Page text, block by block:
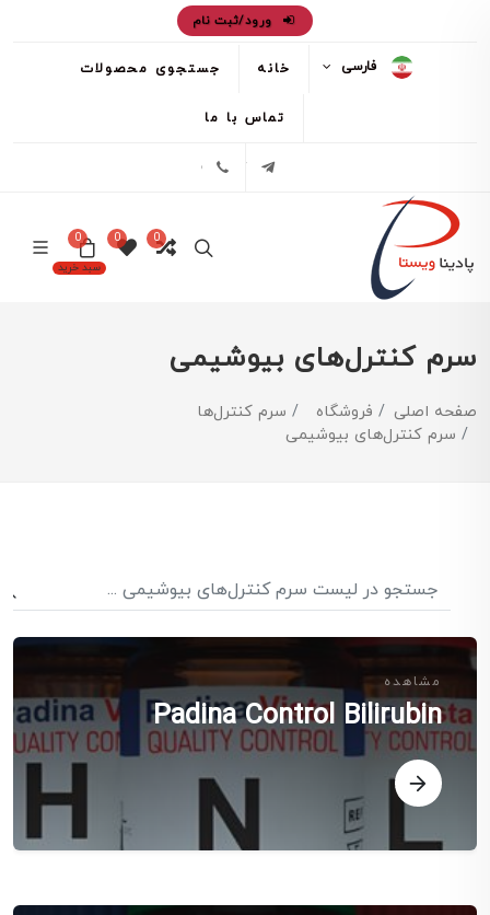
ورود/ثبت نام
فارسی خانه جستجوی محصولات
تماس با ما
تلگرام
0
0
سبد خرید
0
سرم کنترل‌های بیوشیمی
صفحه اصلی فروشگاه
سرم کنترل‌ها
سرم کنترل‌های بیوشیمی
مشاهده
Padina Control Bilirubin